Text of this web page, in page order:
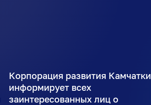
Корпорация развития Камчатки
информирует всех
заинтересованных лиц о